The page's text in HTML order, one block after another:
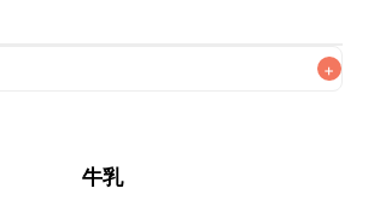
+
上がりください。
牛乳